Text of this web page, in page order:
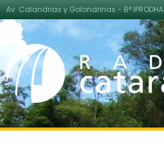
Av. Calandrias y Golondrinas - B° IPRODHA